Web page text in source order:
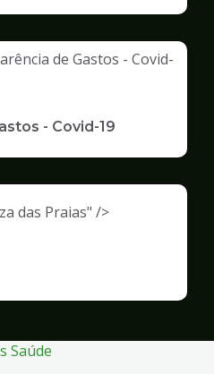
Infraestrutura
Serviços
Públicos
- Covid-19
das Praias" />
Saúde